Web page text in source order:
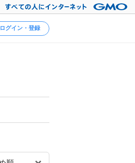
ログイン・登録